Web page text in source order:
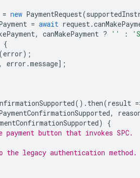
= new PaymentRequest(
= await request.
, canMakePayment ? '' :
{
(error);
, error .message];
(). then(result =
,
)
{
button that invokes SPC.
legacy authentication method.